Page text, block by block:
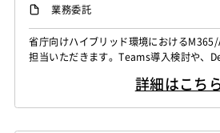
業務委託
省庁向けハイブリッド環境における
担当いただきます。Teams導入検討や、
詳細はこち